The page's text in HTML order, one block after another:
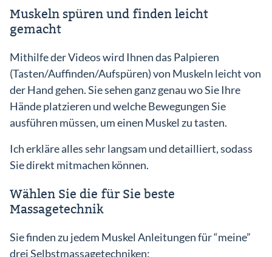
Muskeln spüren und finden leicht
gemacht
Mithilfe der Videos wird Ihnen das Palpieren
(Tasten/Auffinden/Aufspüren) von Muskeln leicht von
der Hand gehen. Sie sehen ganz genau wo Sie Ihre
Hände platzieren und welche Bewegungen Sie
ausführen müssen, um einen Muskel zu tasten.
Ich erkläre alles sehr langsam und detailliert, sodass
Sie direkt mitmachen können.
Wählen Sie die für Sie beste
Massagetechnik
Sie finden zu jedem Muskel Anleitungen für “meine”
drei Selbstmassagetechniken: